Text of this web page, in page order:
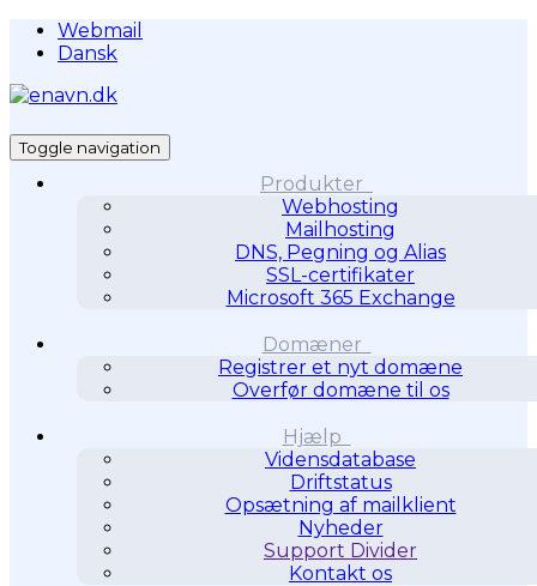
Webmail
Dansk
Toggle navigation
Produkter
Webhosting
Mailhosting
DNS, Pegning og Alias
SSL-certifikater
Microsoft 365 Exchange
Domæner
Registrer et nyt domæne
Overfør domæne til os
Hjælp
Vidensdatabase
Driftstatus
Opsætning af mailklient
Nyheder
Support Divider
Kontakt os